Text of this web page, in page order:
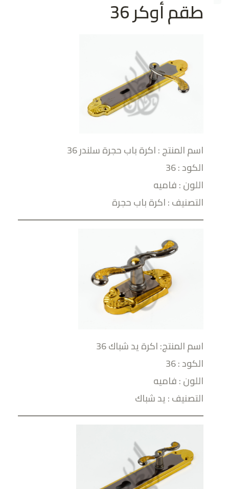
طقم أوكر 36
اسم المنتج : اكرة باب حجرة سلندر 36
الكود : 36
اللون : فاميه
التصنيف : اكرة باب حجرة
اسم المنتج: اكرة يد شباك 36
الكود : 36
اللون : فاميه
التصنيف : يد شباك